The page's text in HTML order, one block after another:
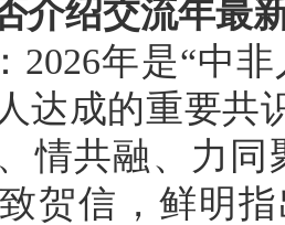
介绍交流年最
2026年是“中
达成的重要共
情共融、力
贺信，鲜明